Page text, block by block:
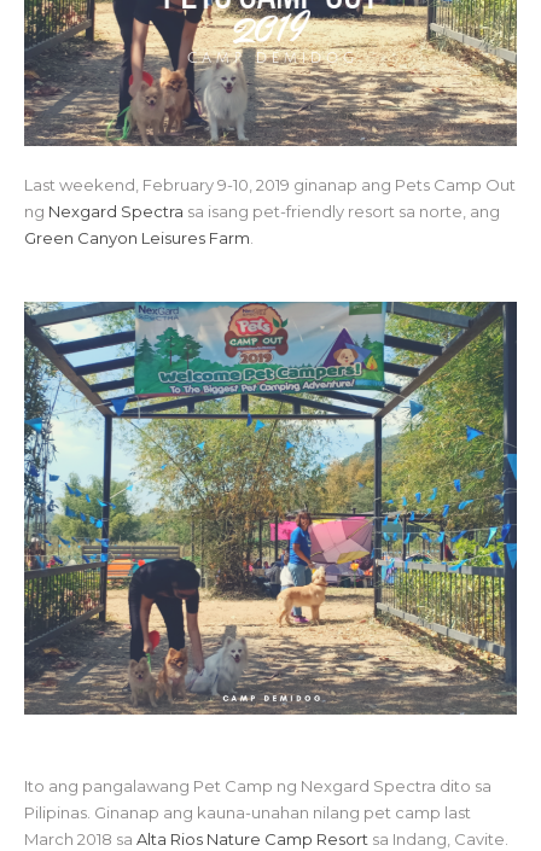
Last weekend, February 9-10, 2019 ginanap ang Pets Camp Out
ng Nexgard Spectra sa isang pet-friendly resort sa norte, ang
Green Canyon Leisures Farm
Ito ang pangalawang Pet Camp ng Nexgard Spectra dito sa
Pilipinas. Ginanap ang kauna-unahan nilang pet camp last
March 2018 sa Alta Rios Nature Camp Resort sa Indang, Cavite.